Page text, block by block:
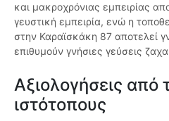
και μακροχρόνιας εμπειρίας
γευστική εμπειρία, ενώ η
στην Καραϊσκάκη 87 αποτελεί
επιθυμούν γνήσιες γεύσεις
Αξιολογήσεις
ιστότοπους